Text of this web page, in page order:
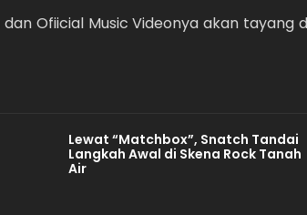
Ofiicial Music Videonya akan tayang
Lewat “Matchbox”, Snatch Tandai
Langkah Awal di Skena Rock Tanah
Air